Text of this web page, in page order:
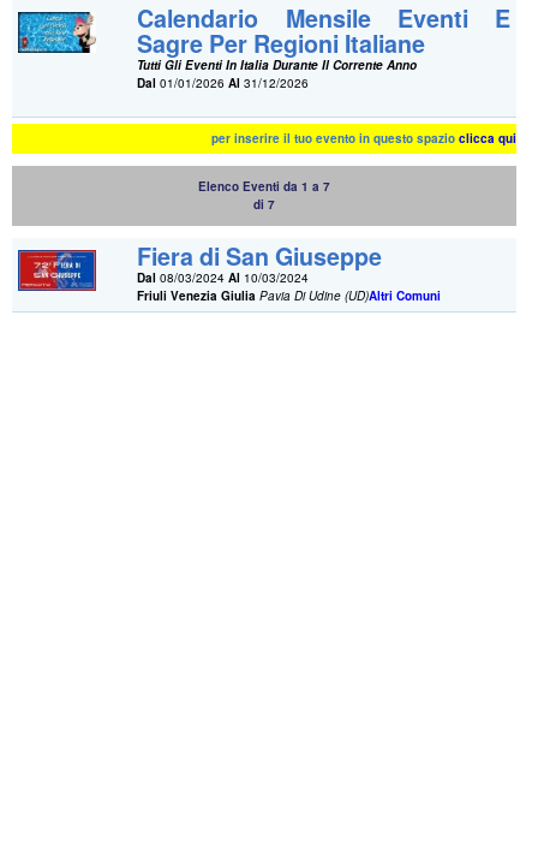
Calendario Mensile Eventi E
Sagre Per Regioni Italiane
Tutti Gli Eventi In Italia Durante Il Corrente Anno
Dal 01/01/2026Al 31/12/2026
per inserire il tuo evento in questo spazioclicca qui
Elenco Eventi da 1 a 7
di 7
Fiera di San Giuseppe
Dal 08/03/2024Al 10/03/2024
Friuli Venezia Giulia Pavia Di Udine (UD)Altri Comuni